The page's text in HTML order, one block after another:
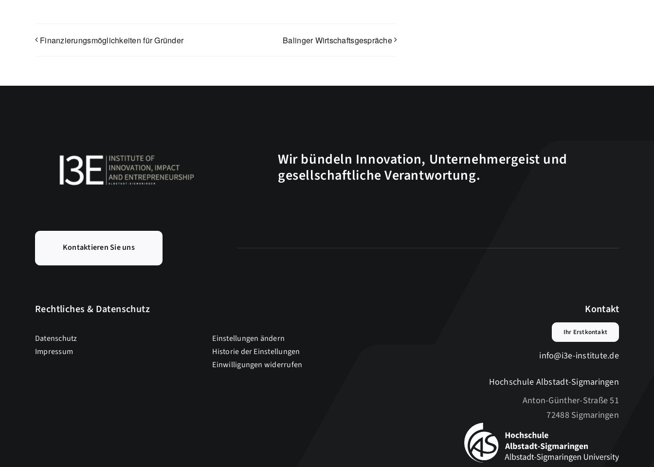
Finanzierungsmöglichkeiten für Gründer Balinger Wirtschaftsgespräche
Wir bündeln Innovation, Unternehmergeist und
gesellschaftliche Verantwortung.
Kontaktieren Sie uns
Rechtliches & Datenschutz
Datenschutz
Impressum
Einstellungen ändern
Historie der Einstellungen
Einwilligungen widerrufen
Kontakt
Ihr Erstkontakt
info@i3e-institute.de
Hochschule Albstadt-Sigmaringen
Anton-Günther-Straße 51
72488 Sigmaringen